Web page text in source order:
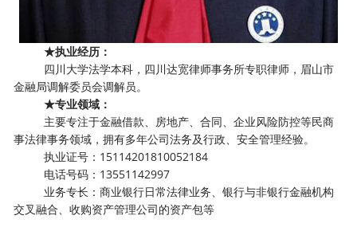
★执业经历：
四川大学法学本科，四川达宽律师事务所专职律师，眉山市
金融局调解委员会调解员。
★专业领域：
主要专注于金融借款、房地产、合同、企业风险防控等民商
事法律事务领域，拥有多年公司法务及行政、安全管理经验。
执业证号：15114201810052184
电话号码： 13551142997
业务专长：商业银行日常法律业务、银行与非银行金融机构
交叉融合、收购资产管理公司的资产包等